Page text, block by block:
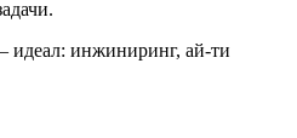
идеал: инжиниринг, ай-ти